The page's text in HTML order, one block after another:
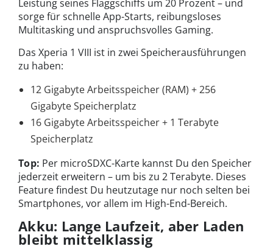
Leistung seines Flaggschiffs um 20 Prozent – und
sorge für schnelle App-Starts, reibungsloses
Multitasking und anspruchsvolles Gaming.
Das Xperia 1 VIII ist in zwei Speicherausführungen
zu haben:
12 Gigabyte Arbeitsspeicher (RAM) + 256
Gigabyte Speicherplatz
16 Gigabyte Arbeitsspeicher + 1 Terabyte
Speicherplatz
Top: Per microSDXC-Karte kannst Du den Speicher
jederzeit erweitern – um bis zu 2 Terabyte. Dieses
Feature findest Du heutzutage nur noch selten bei
Smartphones, vor allem im High-End-Bereich.
Akku: Lange Laufzeit, aber Laden
bleibt mittelklassig